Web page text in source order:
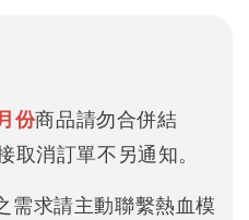
份商品請勿合併結
取消訂單不另通知。
需求請主動聯繫熱血模